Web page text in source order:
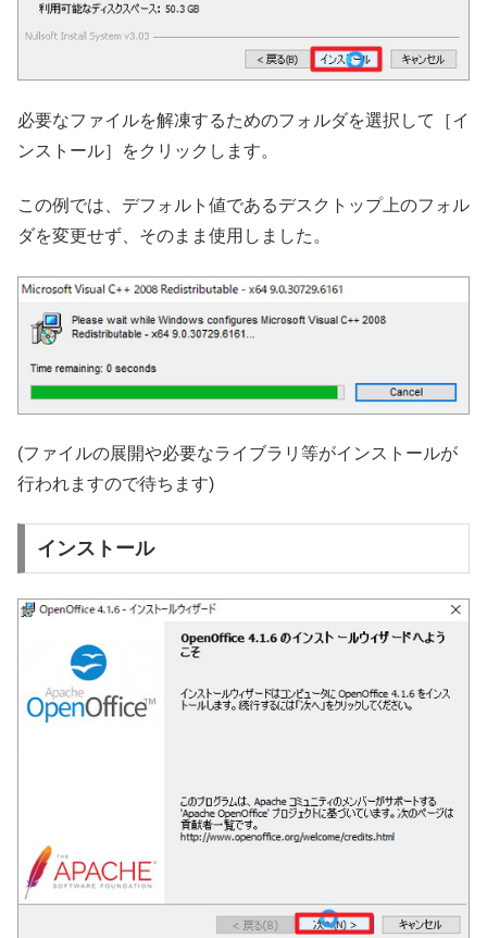
必要なファイルを解凍するためのフォルダを選択して［イ
ンストール］をクリックします。
この例では、デフォルト値であるデスクトップ上のフォル
ダを変更せず、そのまま使用しました。
(ファイルの展開や必要なライブラリ等がインストールが
行われますので待ちます)
インストール